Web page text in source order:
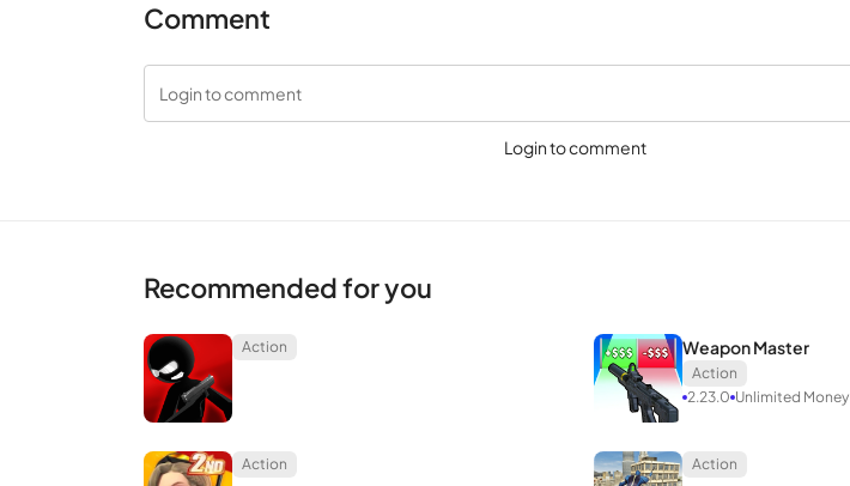
Comment
Login to comment
Login to comment
Recommended for you
Action Weapon Master
Action
2.23.0 Unlimited Money
Action Action